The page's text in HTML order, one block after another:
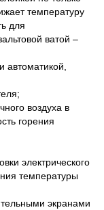
температуру
для
ватой –
автоматикой,
воздуха в
горения
электрического
температуры
экранами